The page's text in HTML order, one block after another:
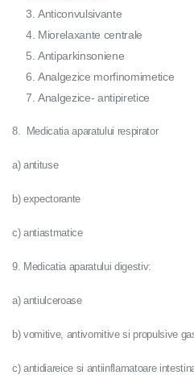
Anticonvulsivante
Miorelaxante centrale
Antiparkinsoniene
Analgezice morfinomimetice
Analgezice- antipiretice
8. Medicatia aparatului respirator
a) antituse
b) expectorante
c) antiastmatice
9. Medicatia aparatului digestiv:
a) antiulceroase
b) vomitive, antivomitive si propulsive
c) antidiareice si antiinflamatoare